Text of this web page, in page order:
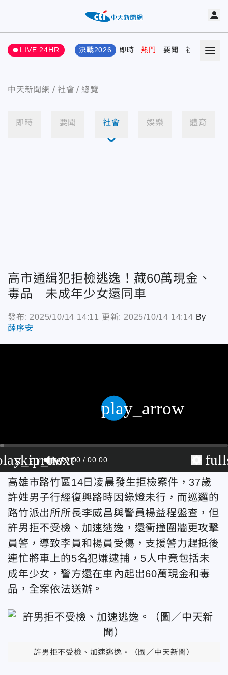
LIVE 24HR 決戰2026 即時 熱門 要聞 社會 娛樂
中天新聞網 社會 總覽
即時 要聞 社會 娛樂 體育
高市通緝犯拒檢逃逸！藏60萬現金、
毒品 未成年少女還同車
發布: 2025/10/14 14:11 更新: 2025/10/14 14:14 By
薛序安
skip_next
00:00 00:00
play_arrow
高雄市路竹區14日凌晨發生拒檢案件，37歲
許姓男子行經復興路時因綠燈未行，而巡邏的
路竹派出所所長李威昌與警員楊益程盤查，但
許男拒不受檢、加速逃逸，還衝撞圍牆更攻擊
員警，導致李員和楊員受傷，支援警力趕抵後
連忙將車上的5名犯嫌逮捕，5人中竟包括未
成年少女，警方還在車內起出60萬現金和毒
品，全案依法送辦。
許男拒不受檢、加速逃逸。（圖／中天新聞）